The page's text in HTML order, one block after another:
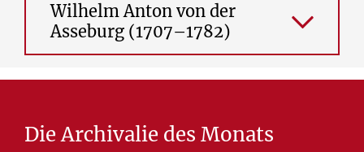
Wilhelm Anton von der
Asseburg (1707–1782)
Die Archivalie des Monats